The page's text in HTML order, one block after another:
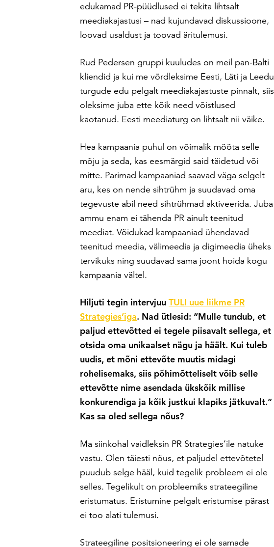
edukamad PR-püüdlused ei tekita lihtsalt
meediakajastusi – nad kujundavad diskussioone,
loovad usaldust ja toovad äritulemusi.
Rud Pedersen gruppi kuuludes on meil pan-Balti
kliendid ja kui me võrdleksime Eesti, Läti ja Leedu
turgude edu pelgalt meediakajastuste pinnalt, siis
oleksime juba ette kõik need võistlused
kaotanud. Eesti meediaturg on lihtsalt nii väike.
Hea kampaania puhul on võimalik mõõta selle
mõju ja seda, kas eesmärgid said täidetud või
mitte. Parimad kampaaniad saavad väga selgelt
aru, kes on nende sihtrühm ja suudavad oma
tegevuste abil need sihtrühmad aktiveerida. Juba
ammu enam ei tähenda PR ainult teenitud
meediat. Võidukad kampaaniad ühendavad
teenitud meedia, välimeedia ja digimeedia üheks
tervikuks ning suudavad sama joont hoida kogu
kampaania vältel.
Hiljuti tegin intervjuu TULI uue liikme PR
Strategies’iga. Nad ütlesid: “Mulle tundub, et
paljud ettevõtted ei tegele piisavalt sellega, et
otsida oma unikaalset nägu ja häält. Kui tuleb
uudis, et mõni ettevõte muutis midagi
rohelisemaks, siis põhimõtteliselt võib selle
ettevõtte nime asendada ükskõik millise
konkurendiga ja kõik justkui klapiks jätkuvalt.”
Kas sa oled sellega nõus?
Ma siinkohal vaidleksin PR Strategies’ile natuke
vastu. Olen täiesti nõus, et paljudel ettevõtetel
puudub selge hääl, kuid tegelik probleem ei ole
selles. Tegelikult on probleemiks strateegiline
eristumatus. Eristumine pelgalt eristumise pärast
ei too alati tulemusi.
Strateegiline positsioneering ei ole samade